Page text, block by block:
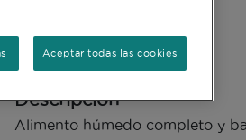
Descripción
Alimento húmedo completo y
Aceptar todas las cookies